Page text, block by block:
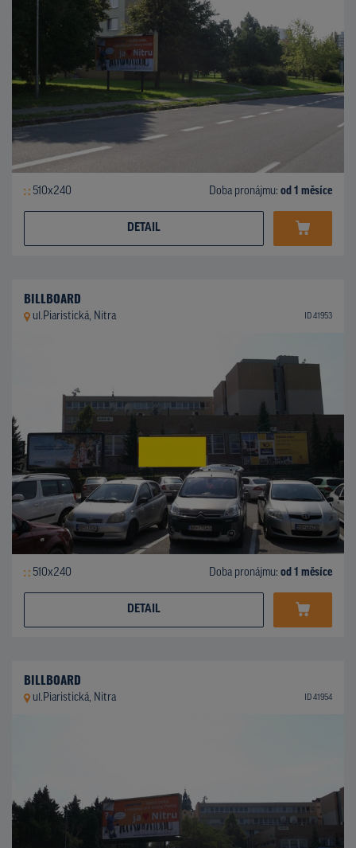
510x240 Doba pronájmu: od 1 měsíce
DETAIL
BILLBOARD
ul.Piaristická, Nitra ID 41953
510x240 Doba pronájmu: od 1 měsíce
DETAIL
BILLBOARD
ul.Piaristická, Nitra ID 41954